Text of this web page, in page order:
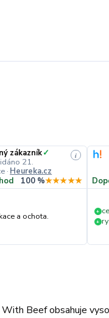
zákazník✓
21.
· Heureka.cz
i
100 %★★★★★
a ochota. +
+
Beef obsahuje